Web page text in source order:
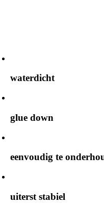
waterdicht
glue down
eenvoudig te
uiterst stabiel